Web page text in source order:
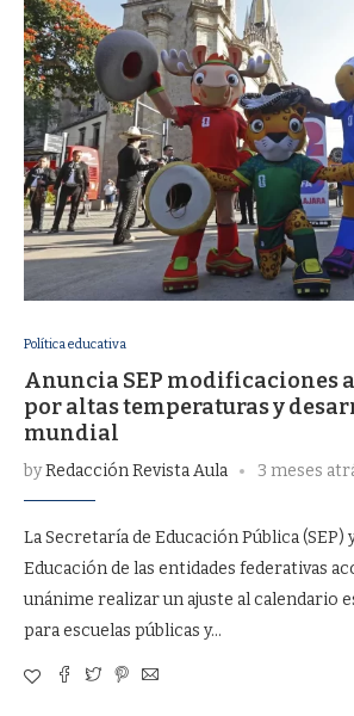
Política educativa
Anuncia SEP modificaciones
por altas temperaturas y
mundial
byRedacción Revista Aula 3 meses
La Secretaría de Educación Pública (SEP)
Educación de las entidades federativas
unánime realizar un ajuste al calendario
para escuelas públicas y…